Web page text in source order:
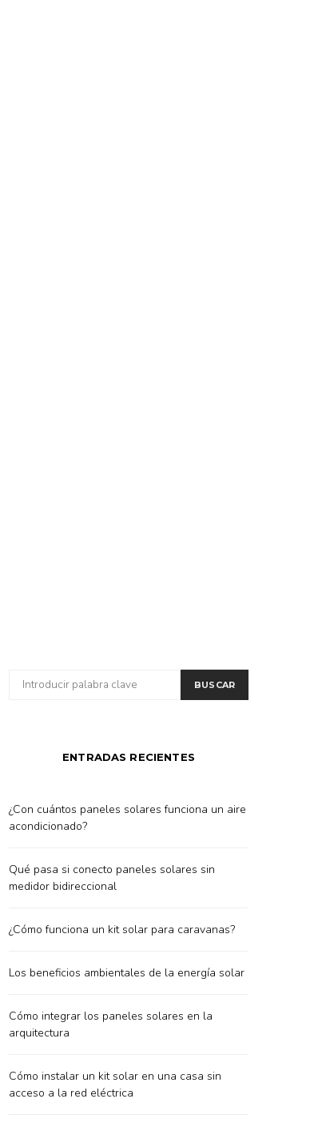
POR:
BUSCAR
ENTRADAS RECIENTES
¿Con cuántos paneles solares funciona un aire
acondicionado?
Qué pasa si conecto paneles solares sin
medidor bidireccional
¿Cómo funciona un kit solar para caravanas?
Los beneficios ambientales de la energía solar
Cómo integrar los paneles solares en la
arquitectura
Cómo instalar un kit solar en una casa sin
acceso a la red eléctrica